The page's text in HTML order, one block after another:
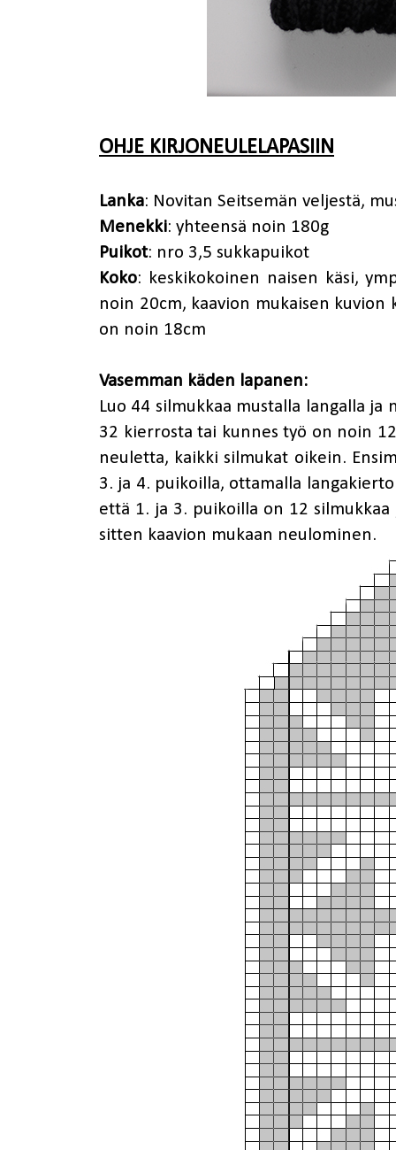
OHJE KIRJONEULELAPASIIN
Lanka: Novitan Seitsemän veljestä,
Menekki: yhteensä noin 180g
Puikot: nro 3,5 sukkapuikot
Koko: keskikokoinen naisen käsi,
noin 20cm, kaavion mukaisen
on noin 18cm
Vasemman käden lapanen:
Luo 44 silmukkaa mustalla langalla
32 kierrosta tai kunnes työ on noin
neuletta, kaikki silmukat oikein.
3. ja 4. puikoilla, ottamalla
että 1. ja 3. puikoilla on 12
sitten kaavion mukaan neulominen.